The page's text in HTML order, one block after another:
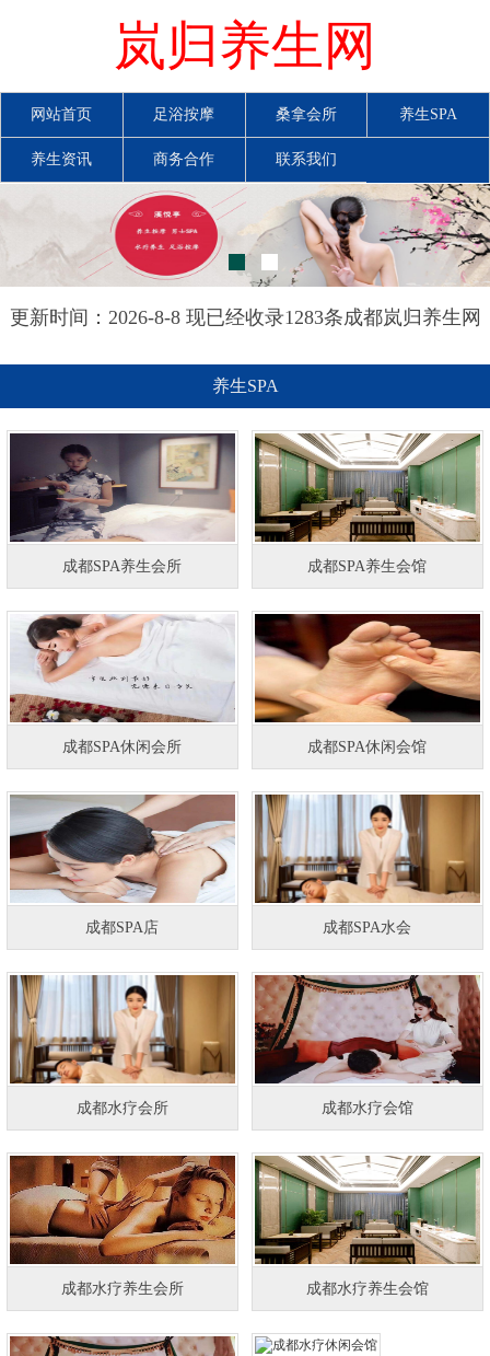
岚归养生网
网站首页 足浴按摩 桑拿会所 养生SPA
养生资讯 商务合作 联系我们
更新时间：2026-8-8 现已经收录1283条成都岚归养生网
养生SPA
成都SPA养生会所 成都SPA养生会馆
成都SPA休闲会所 成都SPA休闲会馆
成都SPA店 成都SPA水会
成都水疗会所 成都水疗会馆
成都水疗养生会所 成都水疗养生会馆